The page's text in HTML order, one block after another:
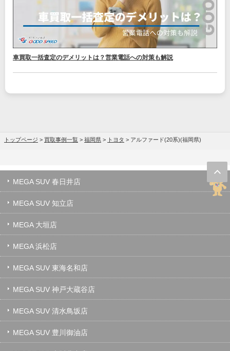
車買取一括査定のデメリットは？営業電話への対策も解説
トップページ > 買取事例一覧 > 福岡県 > トヨタ > アルファード(20系)(福岡県)
MEGA SUV 春日井店
MEGA SUV 知立店
MEGA 大垣店
MEGA 浜松店
MEGA SUV 東海名和店
MEGA SUV 神戸大蔵谷店
MEGA SUV 清水鳥坂店
MEGA SUV 豊川御油店